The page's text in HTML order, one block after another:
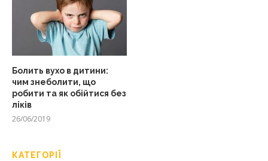
Болить вухо в дитини:
чим знеболити, що
робити та як обійтися без
ліків
26/06/2019
КАТЕГОРІЇ